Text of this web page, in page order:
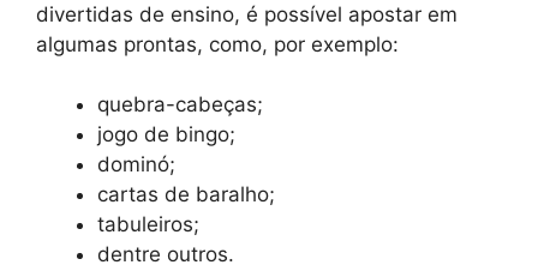
divertidas de ensino, é possível apostar em
algumas prontas, como, por exemplo:
quebra-cabeças;
jogo de bingo;
dominó;
cartas de baralho;
tabuleiros;
dentre outros.